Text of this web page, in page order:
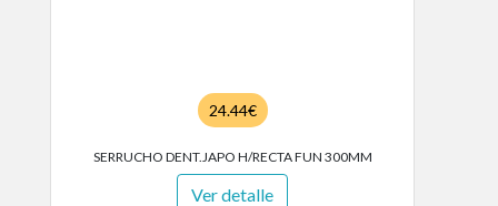
24.44€
SERRUCHO DENT.JAPO H/RECTA FUN 300MM
Ver detalle